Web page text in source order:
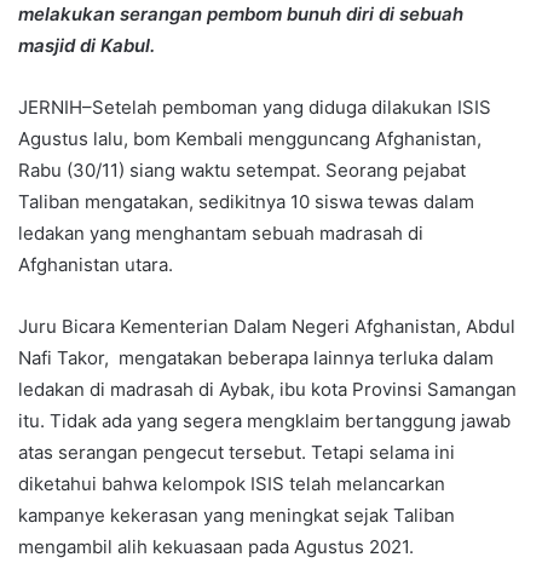
melakukan serangan pembom bunuh diri di sebuah
masjid di Kabul.
JERNIH–Setelah pemboman yang diduga dilakukan ISIS
Agustus lalu, bom Kembali mengguncang Afghanistan,
Rabu (30/11) siang waktu setempat. Seorang pejabat
Taliban mengatakan, sedikitnya 10 siswa tewas dalam
ledakan yang menghantam sebuah madrasah di
Afghanistan utara.
Juru Bicara Kementerian Dalam Negeri Afghanistan, Abdul
Nafi Takor, mengatakan beberapa lainnya terluka dalam
ledakan di madrasah di Aybak, ibu kota Provinsi Samangan
itu. Tidak ada yang segera mengklaim bertanggung jawab
atas serangan pengecut tersebut. Tetapi selama ini
diketahui bahwa kelompok ISIS telah melancarkan
kampanye kekerasan yang meningkat sejak Taliban
mengambil alih kekuasaan pada Agustus 2021.